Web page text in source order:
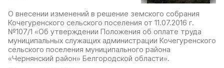
О внесении изменений в решение земского собрания
Кочегуренского сельского поселения от 11.07.2016 г.
№107/1 «Об утверждении Положения об оплате труда
муниципальных служащих администрации Кочегуренского
сельского поселения муниципального района
«Чернянский район» Белгородской области».